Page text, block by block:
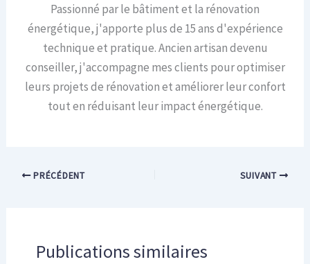
Passionné par le bâtiment et la rénovation
énergétique, j'apporte plus de 15 ans d'expérience
technique et pratique. Ancien artisan devenu
conseiller, j'accompagne mes clients pour optimiser
leurs projets de rénovation et améliorer leur confort
tout en réduisant leur impact énergétique.
PRÉCÉDENT SUIVANT
Publications similaires